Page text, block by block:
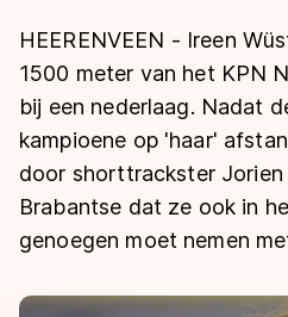
Langebaan
Shorttrack
Inlineskaten
Kunstschaatsen
Schoonrijden
Uitslagen
Langebaan
Shorttrack
Marathon
Tijden & historie
Ranglijsten Langebaan
Persoonlijke records & tijden
De weg op
Inschrijven wedstrijden
Algemene Nederlandse
HEERENVEEN - Ireen
1500 meter van het KPN
bij een nederlaag. Nadat
kampioene op 'haar'
door shorttrackster
Brabantse dat ze ook in
genoegen moet nemen